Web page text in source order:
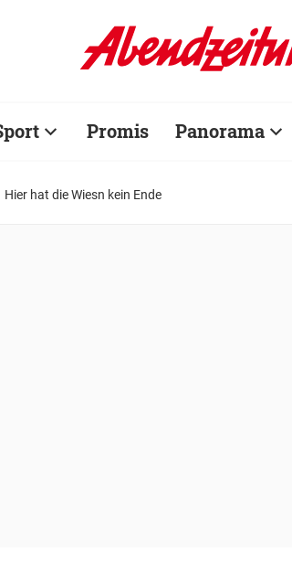
Promis Panorama
Hier hat die Wiesn kein Ende